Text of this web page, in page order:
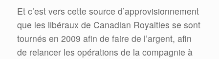
Et c’est vers cette source d’approvisionnement
que les libéraux de Canadian Royalties se sont
tournés en 2009 afin de faire de l’argent, afin
de relancer les opérations de la compagnie à